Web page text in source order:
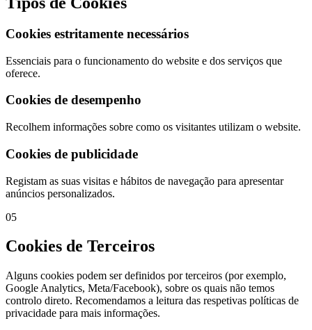
Cookies estritamente necessários
Essenciais para o funcionamento do website e dos serviços que
oferece.
Cookies de desempenho
Recolhem informações sobre como os visitantes utilizam o website.
Cookies de publicidade
Registam as suas visitas e hábitos de navegação para apresentar
anúncios personalizados.
05
Cookies de Terceiros
Alguns cookies podem ser definidos por terceiros (por exemplo,
Google Analytics, Meta/Facebook), sobre os quais não temos
controlo direto. Recomendamos a leitura das respetivas políticas de
privacidade para mais informações.